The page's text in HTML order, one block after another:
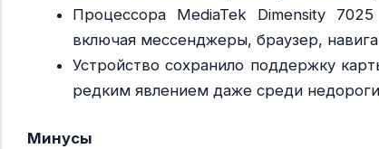
Процессора MediaTek Dimensity
включая мессенджеры, браузер,
Устройство сохранило поддержку
редким явлением даже среди
Минусы